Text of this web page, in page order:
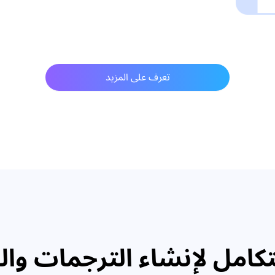
تعرف على المزيد
لإنشاء الترجمات